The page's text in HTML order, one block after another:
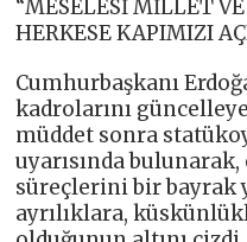
“MESELESİ MİLLET
HERKESE KAPIMIZI
Cumhurbaşkanı
kadrolarını
müddet sonra
uyarısında
süreçlerini bir bayrak
ayrılıklara,